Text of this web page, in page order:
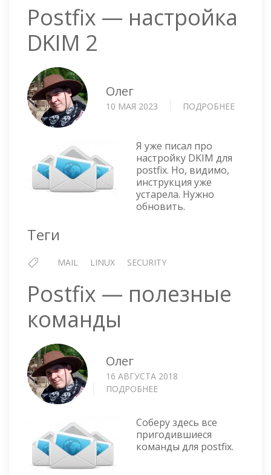
Postfix — настройка
DKIM 2
Олег
10 МАЯ 2023 ПОДРОБНЕЕ
Я уже писал про
настройку DKIM для
postfix. Но, видимо,
инструкция уже
устарела. Нужно
обновить.
Теги
MAIL LINUX SECURITY
Postfix — полезные
команды
Олег
16 АВГУСТА 2018
ПОДРОБНЕЕ
ПОЛЕЗНЫЕ
КОМАНДЫ
Соберу здесь все
пригодившиеся
команды для postfix.